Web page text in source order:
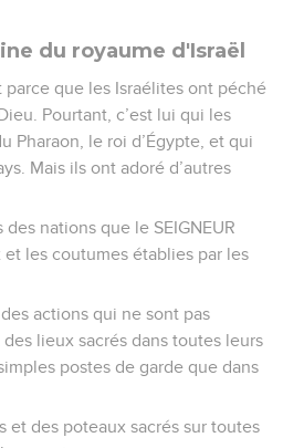
du royaume d'Israël
que les Israélites ont péché
Pourtant, c’est lui qui les
Pharaon, le roi d’Égypte, et qui
Mais ils ont adoré d’autres
nations que le SEIGNEUR
les coutumes établies par les
actions qui ne sont pas
lieux sacrés dans toutes leurs
postes de garde que dans
et des poteaux sacrés sur toutes